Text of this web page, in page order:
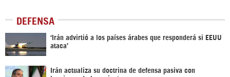
DEFENSA
‘Irán advirtió a los países árabes que responderá si EEUU
ataca’
Irán actualiza su doctrina de defensa pasiva con